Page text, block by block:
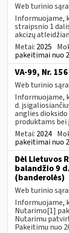
Web turinio
Informuojame,
straipsnio 1
akcizų
Metai: 2025
pakeitimai nuo
VA-99, Nr. 156
Web turinio
Informuojame,
d.
anglies
produktams bei
Metai: 2024
pakeitimai nuo
Dėl Lietuvos
balandžio 9
(banderolės)
Web turinio
Informuojame,
Nutarimo[1]
Nutarimu
Pakeitimu nuo